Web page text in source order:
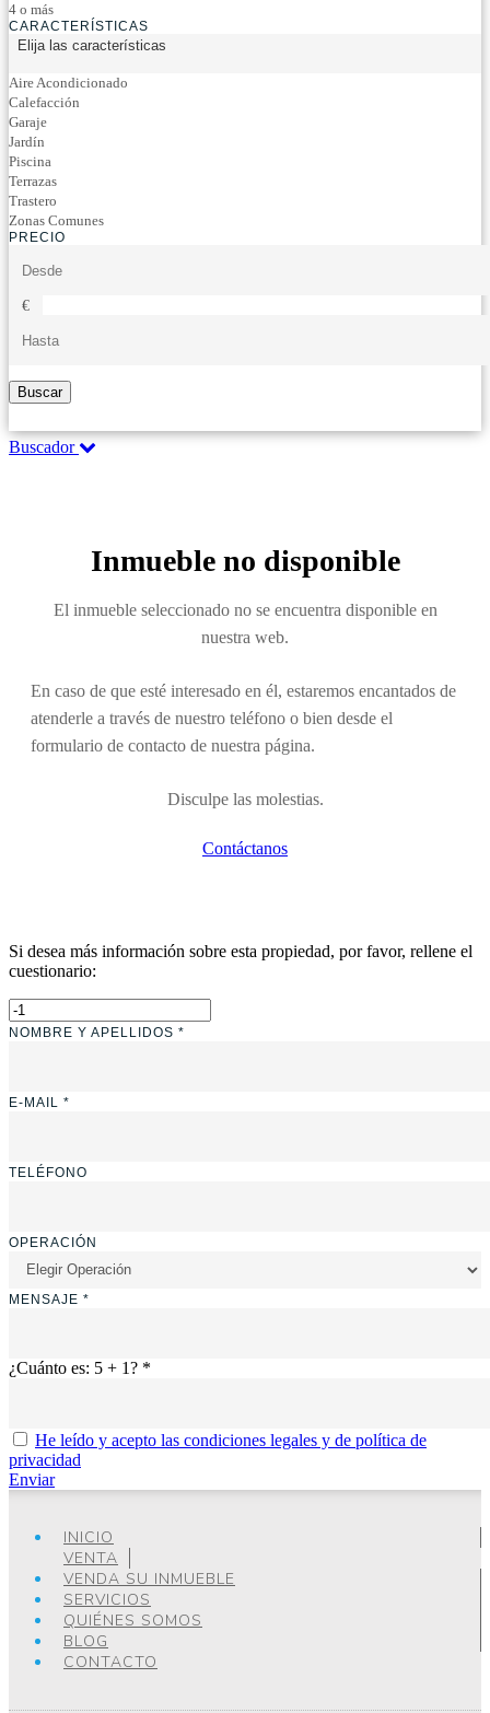
4 o más
CARACTERÍSTICAS
Elija las características
Aire Acondicionado
Calefacción
Garaje
Jardín
Piscina
Terrazas
Trastero
Zonas Comunes
PRECIO
€
Buscar
Buscador
Inmueble no disponible
El inmueble seleccionado no se encuentra disponible en
nuestra web.
En caso de que esté interesado en él, estaremos encantados de
atenderle a través de nuestro teléfono o bien desde el
formulario de contacto de nuestra página.
Disculpe las molestias.
Contáctanos
Si desea más información sobre esta propiedad, por favor, rellene el
cuestionario:
NOMBRE Y APELLIDOS *
E-MAIL *
TELÉFONO
OPERACIÓN
MENSAJE *
¿Cuánto es: 5 + 1? *
He leído y acepto las condiciones legales y de política de
privacidad
Enviar
INICIO
VENTA
VENDA SU INMUEBLE
SERVICIOS
QUIÉNES SOMOS
BLOG
CONTACTO